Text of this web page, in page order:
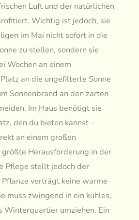
Luft und der natürlichen
Wichtig ist jedoch, sie
im Mai nicht sofort in die
zu stellen, sondern sie
Wochen an einem
an die ungefilterte Sonne
Sonnenbrand an den zarten
Im Haus benötigt sie
den du bieten kannst –
an einem großen
Herausforderung in der
Pflege stellt jedoch der
verträgt keine warme
muss zwingend in ein kühles,
Winterquartier umziehen. Ein